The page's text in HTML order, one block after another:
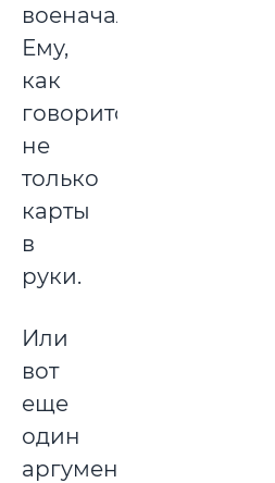
военачальником.
Ему,
как
говорится,
не
только
карты
в
руки.
Или
вот
еще
один
аргумент,